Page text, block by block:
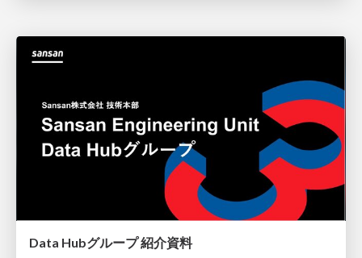
Data Hubグループ 紹介資料